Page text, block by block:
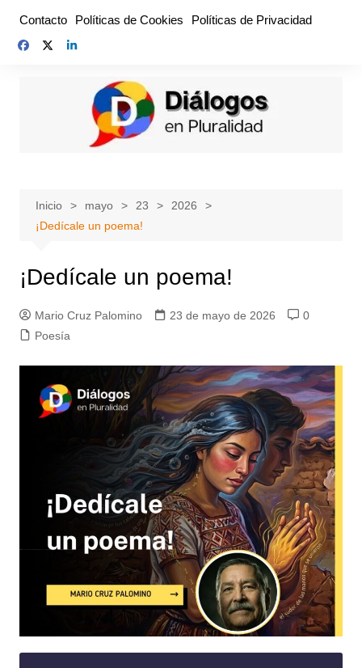
contenido
Contacto Políticas de Cookies Políticas de Privacidad
Inicio mayo 23
2026
¡Dedícale un poema!
¡Dedícale un poema!
Mario Cruz Palomino 23 de mayo de 2026
0
Poesía